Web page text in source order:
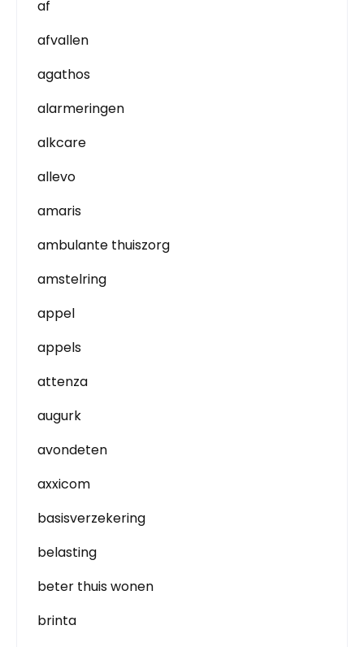
af
afvallen
agathos
alarmeringen
alkcare
allevo
amaris
ambulante thuiszorg
amstelring
appel
appels
attenza
augurk
avondeten
axxicom
basisverzekering
belasting
beter thuis wonen
brinta